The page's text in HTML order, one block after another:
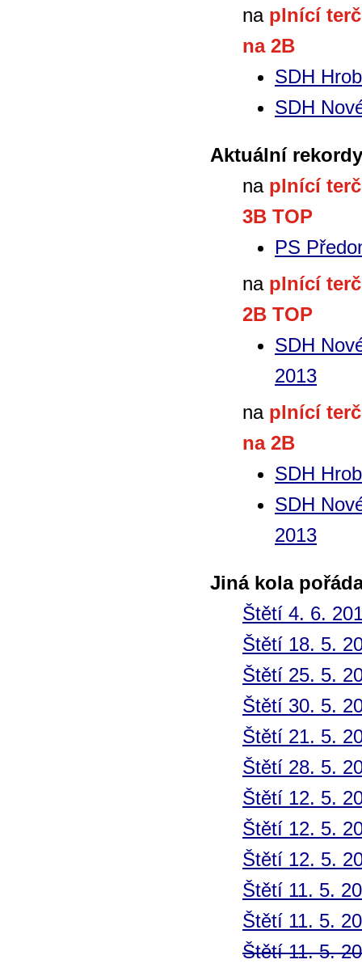
na plnící
na 2B
SDH
SDH
Aktuální
na plnící
3B TOP
PS
na plnící
2B TOP
SDH
2013
na plnící
na 2B
SDH
SDH
2013
Jiná kola
Štětí 4. 6.
Štětí 18. 5.
Štětí 25. 5.
Štětí 30. 5.
Štětí 21. 5.
Štětí 28. 5.
Štětí 12. 5.
Štětí 12. 5.
Štětí 12. 5.
Štětí 11. 5.
Štětí 11. 5.
Štětí 11. 5.